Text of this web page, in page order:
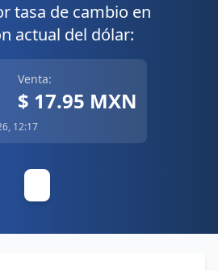
tasa de cambio en
actual del dólar:
Venta:
$ 17.95 MXN
12:17